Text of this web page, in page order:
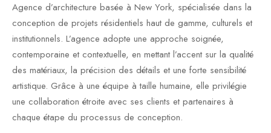
Agence d’architecture basée à New York, spécialisée dans la
conception de projets résidentiels haut de gamme, culturels et
institutionnels. L’agence adopte une approche soignée,
contemporaine et contextuelle, en mettant l’accent sur la qualité
des matériaux, la précision des détails et une forte sensibilité
artistique. Grâce à une équipe à taille humaine, elle privilégie
une collaboration étroite avec ses clients et partenaires à
chaque étape du processus de conception.